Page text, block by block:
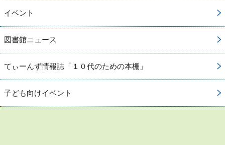
イベント
図書館ニュース
てぃーんず情報誌「１０代のための本棚」
子ども向けイベント